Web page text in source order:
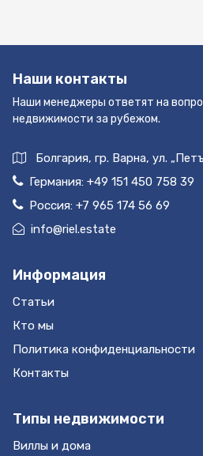
Наши контакты
Наши менеджеры ответят на
недвижимости за рубежом.
Болгария, гр. Варна, ул.
Германия: +49 151 450 758 39
Россия: +7 965 174 56 69
info@riel.estate
Информация
Статьи
Кто мы
Политика конфиденциальности
Контакты
Типы недвижимости
Виллы и дома